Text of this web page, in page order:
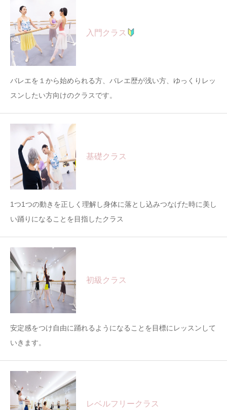
入門クラス
バレエを１から始められる方、バレエ歴が浅い方、ゆっくりレッ
スンしたい方向けのクラスです。
基礎クラス
1つ1つの動きを正しく理解し身体に落とし込みつなげた時に美し
い踊りになることを目指したクラス
初級クラス
安定感をつけ自由に踊れるようになることを目標にレッスンして
いきます。
レベルフリークラス